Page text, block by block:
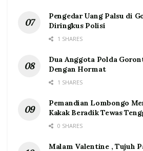
Pengedar Uang Palsu di
Diringkus Polisi
1 SHARES
Dua Anggota Polda
Dengan Hormat
1 SHARES
Pemandian Lombongo
Kakak Beradik Tewas
0 SHARES
Malam Valentine , Tujuh